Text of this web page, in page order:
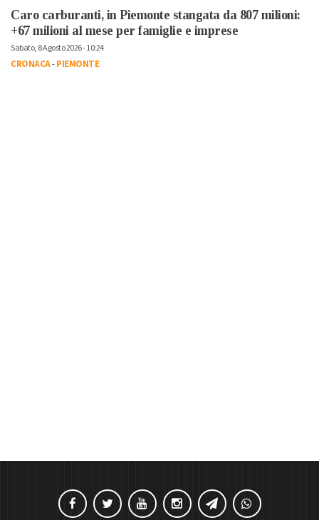
Caro carburanti, in Piemonte stangata da 807 milioni:
+67 milioni al mese per famiglie e imprese
Sabato, 8 Agosto 2026 - 10:24
CRONACA-PIEMONTE